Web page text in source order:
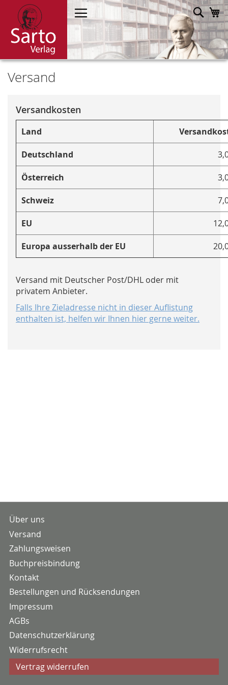
Direkt
zum
Inhalt
Versand
Versandkosten
Land
Deutschland
Österreich
Schweiz
EU
Europa ausserhalb der EU
Versand mit Deutscher Post/DHL oder mit
privatem Anbieter.
Falls Ihre Zieladresse nicht in dieser Auflistung
enthalten ist, helfen wir Ihnen hier gerne weiter.
Über uns
Versand
Zahlungsweisen
Buchpreisbindung
Kontakt
Bestellungen und Rücksendungen
Impressum
AGBs
Datenschutzerklärung
Widerrufsrecht
Vertrag widerrufen